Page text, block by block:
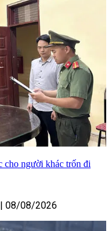
cho người khác trốn đi
| 08/08/2026